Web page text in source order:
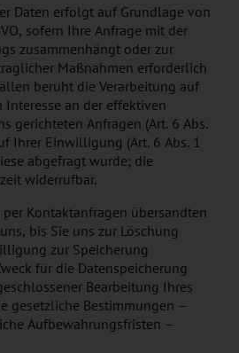
Daten erfolgt auf Grundlage von
sofern Ihre Anfrage mit der
zusammenhängt oder zur
Maßnahmen erforderlich
beruht die Verarbeitung auf
an der effektiven
gerichteten Anfragen (Art. 6 Abs.
Ihrer Einwilligung (Art. 6 Abs. 1
abgefragt wurde; die
widerrufbar.
Kontaktanfragen übersandten
bis Sie uns zur Löschung
zur Speicherung
für die Datenspeicherung
Bearbeitung Ihres
gesetzliche Bestimmungen –
Aufbewahrungsfristen –